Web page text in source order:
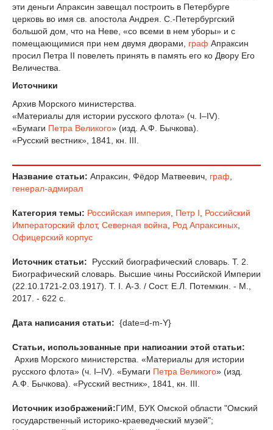
эти деньги Апраксин завещал построить в Петербурге
церковь во имя св. апостола Андрея. С.-Петербургский
большой дом, что на Неве, «со всеми в нем уборы» и с
помещающимися при нем двумя дворами, граф Апраксин
просил Петра II повелеть принять в память его ко Двору Его
Величества.
Источники
Архив Морского министерства.
«Материалы для истории русского флота» (ч. I–IV).
«Бумаги Петра Великого» (изд. А.Ф. Бычкова).
«Русский вестник», 1841, кн. III.
Название статьи: Апраксин, Фёдор Матвеевич, граф
генерал-адмирал
Категория темы: Российская империя Петр I
Российский
Императорский флот, Северная война Род Апраксиных
Офицерский корпус
Источник статьи:
Русский биографический словарь. Т. 2.
Биографический словарь. Высшие чины Российской Империи
(22.10.1721-2.03.1917). Т. I. А-З. / Сост. Е.Л. Потемкин. - М.,
2017. - 622 с.
Дата написания статьи: {date=d-m-Y}
Статьи, использованные при написании этой статьи:
Архив Морского министерства. «Материалы для истории
русского флота» (ч. I–IV). «Бумаги Петра Великого» (изд.
А.Ф. Бычкова). «Русский вестник», 1841, кн. III.
Источник изображений:ГИМ, БУК Омской области "Омский
государственный историко-краеведческий музей";